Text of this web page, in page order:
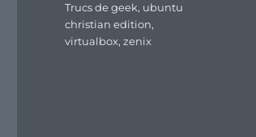
Trucs de geek, ubuntu
christian edition,
virtualbox,zenix